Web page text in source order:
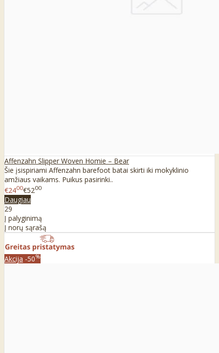
Affenzahn Slipper Woven Homie – Bear
Šie įsispiriami Affenzahn barefoot batai skirti iki mokyklinio
amžiaus vaikams. Puikus pasirinki..
€2400€5200
Daugiau
29
Į palyginimą
Į norų sąrašą
Akcija -50%